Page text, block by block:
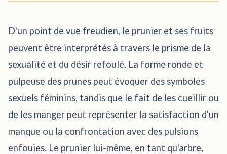
D'un point de vue freudien, le prunier et ses fruits
peuvent être interprétés à travers le prisme de la
sexualité et du désir refoulé. La forme ronde et
pulpeuse des prunes peut évoquer des symboles
sexuels féminins, tandis que le fait de les cueillir ou
de les manger peut représenter la satisfaction d'un
manque ou la confrontation avec des pulsions
enfouies. Le prunier lui-même, en tant qu'arbre,